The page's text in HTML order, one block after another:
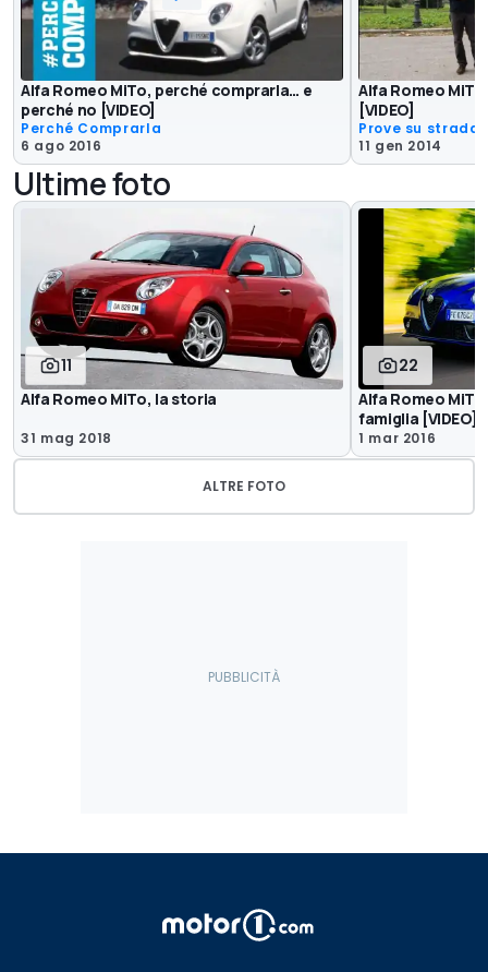
Alfa Romeo MiTo, perché comprarla… e
perché no [VIDEO]
Perché Comprarla
6 ago 2016
Alfa Romeo
[VIDEO]
Prove su strada
11 gen 2014
Ultime foto
11
Alfa Romeo MiTo, la storia
31 mag 2018
22
Alfa Romeo
famiglia [VIDEO]
1 mar 2016
ALTRE FOTO